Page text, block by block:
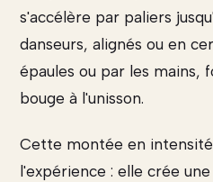
s'accélère par paliers
danseurs, alignés ou en
épaules ou par les mains,
bouge à l'unisson.
Cette montée en
l'expérience : elle crée